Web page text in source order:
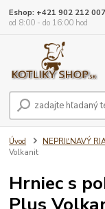
Eshop: +421 902 212 007
od 8:00 - do 16:00 hod
Úvod NEPRIĽNAVÝ
Volkanit
Hrniec s